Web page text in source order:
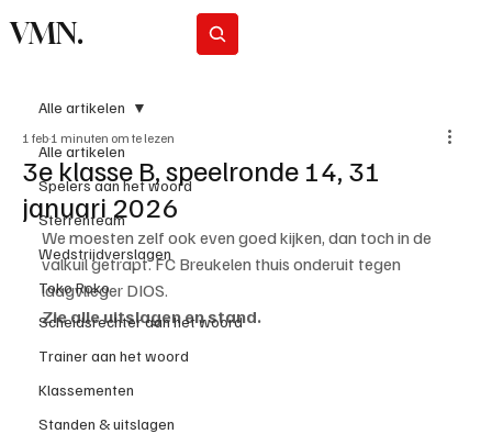
VMN.
Alle artikelen
Spelers aan het woord
Sterrenteam
Wedstrijdverslagen
Toko Roko
Scheidsrechter aan het woord
Trainer aan het woord
Klassementen
Standen & uitslagen
Alle artikelen
3e klasse B, speelronde 14, 31
januari 2026
1 feb 1 minuten om te lezen
We moesten zelf ook even goed kijken, dan toch in de
valkuil getrapt. FC Breukelen thuis onderuit tegen
laagvlieger DIOS.
Zie alle uitslagen en stand.